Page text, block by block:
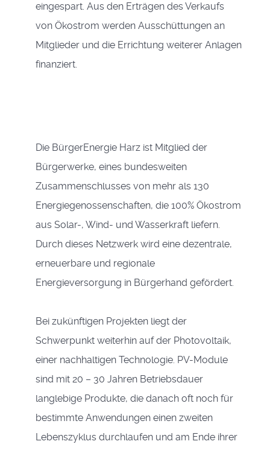
eingespart. Aus den Erträgen des Verkaufs
von Ökostrom werden Ausschüttungen an
Mitglieder und die Errichtung weiterer Anlagen
finanziert.
Die BürgerEnergie Harz ist Mitglied der
Bürgerwerke, eines bundesweiten
Zusammenschlusses von mehr als 130
Energiegenossenschaften, die 100% Ökostrom
aus Solar-, Wind- und Wasserkraft liefern.
Durch dieses Netzwerk wird eine dezentrale,
erneuerbare und regionale
Energieversorgung in Bürgerhand gefördert.
Bei zukünftigen Projekten liegt der
Schwerpunkt weiterhin auf der Photovoltaik,
einer nachhaltigen Technologie. PV-Module
sind mit 20 – 30 Jahren Betriebsdauer
langlebige Produkte, die danach oft noch für
bestimmte Anwendungen einen zweiten
Lebenszyklus durchlaufen und am Ende ihrer